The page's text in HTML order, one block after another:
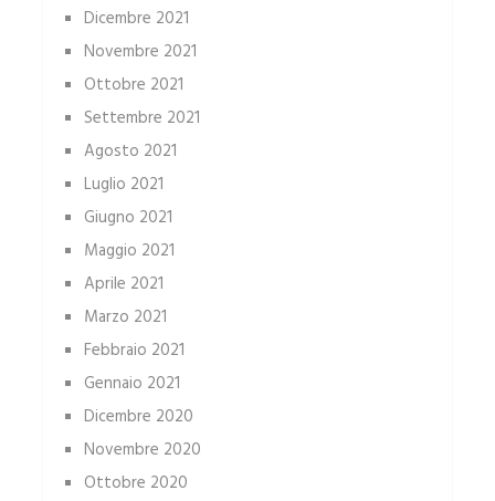
Dicembre 2021
Novembre 2021
Ottobre 2021
Settembre 2021
Agosto 2021
Luglio 2021
Giugno 2021
Maggio 2021
Aprile 2021
Marzo 2021
Febbraio 2021
Gennaio 2021
Dicembre 2020
Novembre 2020
Ottobre 2020